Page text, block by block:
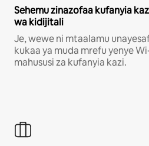
Sehemu zinazofaa kufanyia
wa kidijitali
Je, wewe ni mtaalamu
kukaa ya muda mrefu yenye
mahususi za kufanyia kazi.